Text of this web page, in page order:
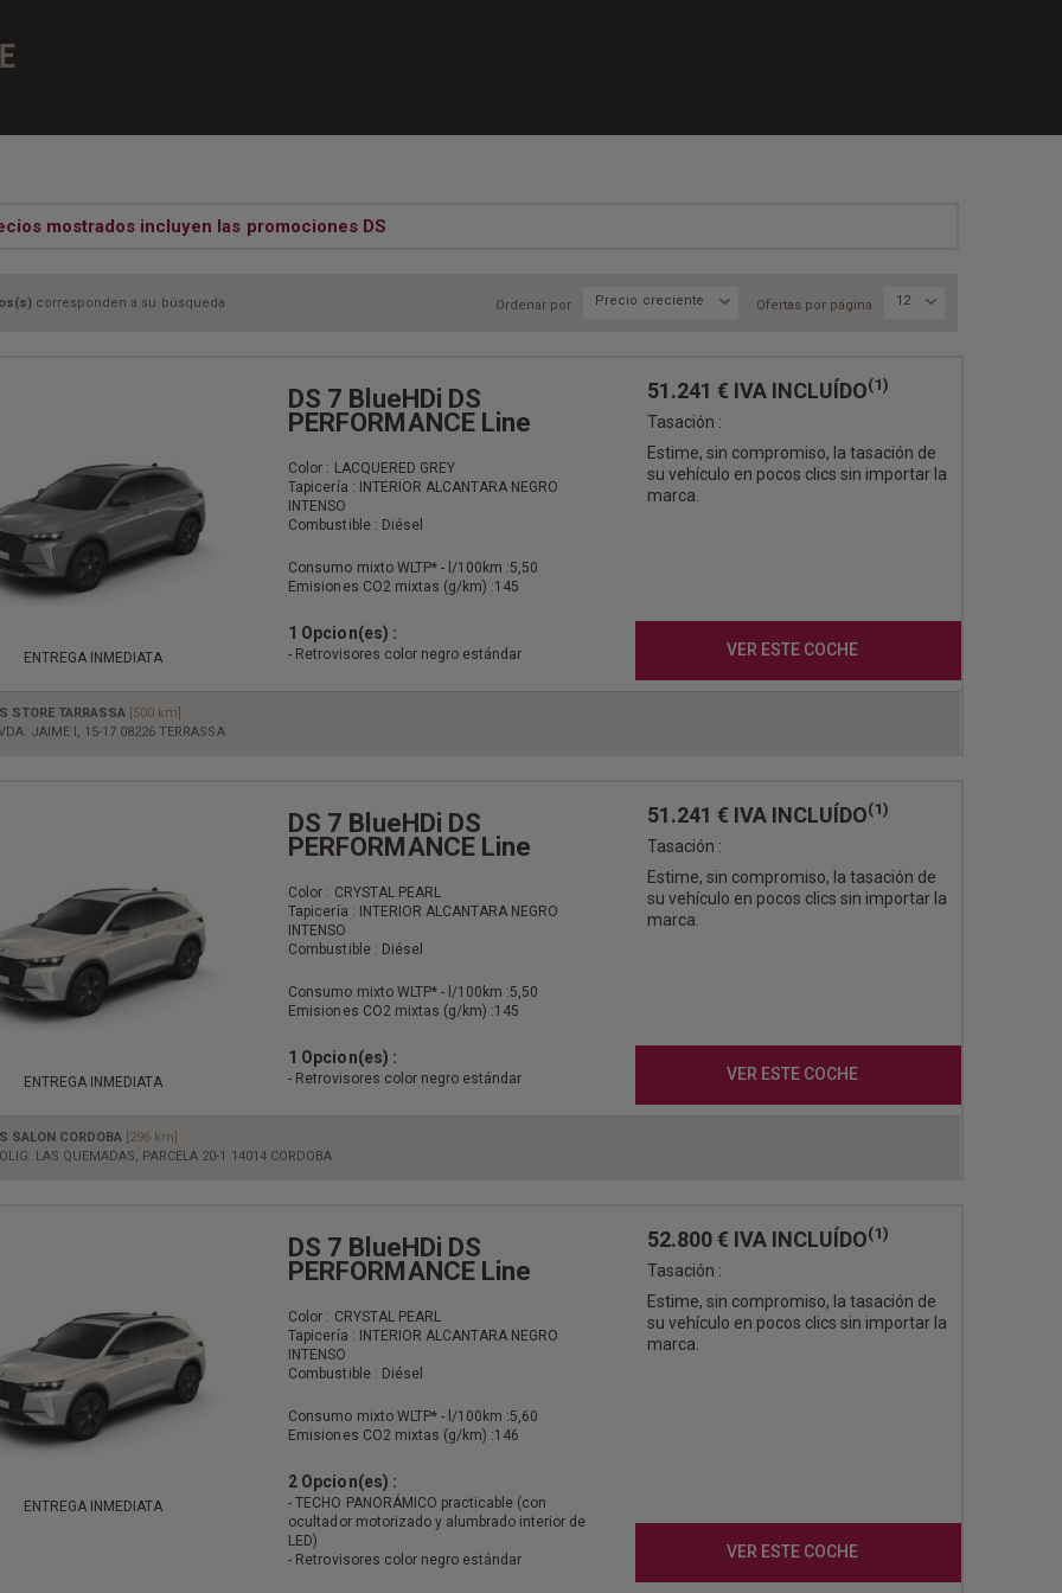
mostrados incluyen las promociones DS
corresponden a su búsqueda Ordenar por Precio creciente Ofertas por página 12
ENTREGA INMEDIATA
DS 7 BlueHDi DS
PERFORMANCE Line
Color : LACQUERED GREY
Tapicería : INTERIOR ALCANTARA NEGRO
INTENSO
Combustible : Diésel
Consumo mixto WLTP* - l/100km :5,50
Emisiones CO2 mixtas (g/km) :145
1 Opcion(es) :
- Retrovisores color negro estándar
51.241 € IVA INCLUÍDO(1)
Tasación :
Estime, sin compromiso, la tasación de
su vehículo en pocos clics sin importar la
marca.
VER ESTE COCHE
STORE TARRASSA [500 km]
JAIME I, 15-17 08226 TERRASSA
ENTREGA INMEDIATA
DS 7 BlueHDi DS
PERFORMANCE Line
Color : CRYSTAL PEARL
Tapicería : INTERIOR ALCANTARA NEGRO
INTENSO
Combustible : Diésel
Consumo mixto WLTP* - l/100km :5,50
Emisiones CO2 mixtas (g/km) :145
1 Opcion(es) :
- Retrovisores color negro estándar
51.241 € IVA INCLUÍDO(1)
Tasación :
Estime, sin compromiso, la tasación de
su vehículo en pocos clics sin importar la
marca.
VER ESTE COCHE
SALON CORDOBA [296 km]
LAS QUEMADAS, PARCELA 20-1 14014 CORDOBA
ENTREGA INMEDIATA
DS 7 BlueHDi DS
PERFORMANCE Line
Color : CRYSTAL PEARL
Tapicería : INTERIOR ALCANTARA NEGRO
INTENSO
Combustible : Diésel
Consumo mixto WLTP* - l/100km :5,60
Emisiones CO2 mixtas (g/km) :146
2 Opcion(es) :
- TECHO PANORÁMICO practicable (con
ocultador motorizado y alumbrado interior de
LED)
- Retrovisores color negro estándar
52.800 € IVA INCLUÍDO(1)
Tasación :
Estime, sin compromiso, la tasación de
su vehículo en pocos clics sin importar la
marca.
VER ESTE COCHE